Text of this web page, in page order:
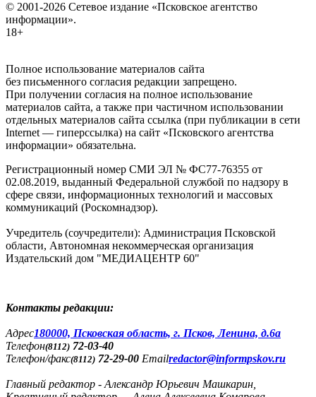
© 2001-2026 Сетевое издание «Псковское агентство
информации».
18+
Полное использование материалов сайта
без письменного согласия редакции запрещено.
При получении согласия на полное использование
материалов сайта, а также при частичном использовании
отдельных материалов сайта ссылка (при публикации в сети
Internet — гиперссылка) на сайт «Псковского агентства
информации» обязательна.
Регистрационный номер СМИ ЭЛ № ФС77-76355 от
02.08.2019, выданный Федеральной службой по надзору в
сфере связи, информационных технологий и массовых
коммуникаций (Роскомнадзор).
Учредитель (соучредители): Администрация Псковской
области, Автономная некоммерческая организация
Издательский дом "МЕДИАЦЕНТР 60"
Контакты редакции:
Адреc180000, Псковская область, г. Псков, Ленина, д.6а
Телефон(8112) 72-03-40
Телефон/факс(8112) 72-29-00 Emailredactor@informpskov.ru
Главный редактор - Александр Юрьевич Машкарин,